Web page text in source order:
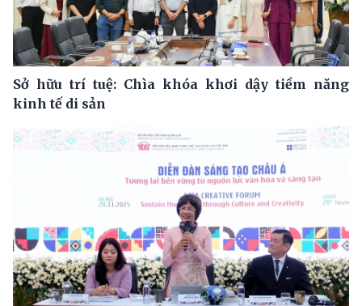
Sở hữu trí tuệ: Chìa khóa khơi dậy tiềm năng
kinh tế di sản